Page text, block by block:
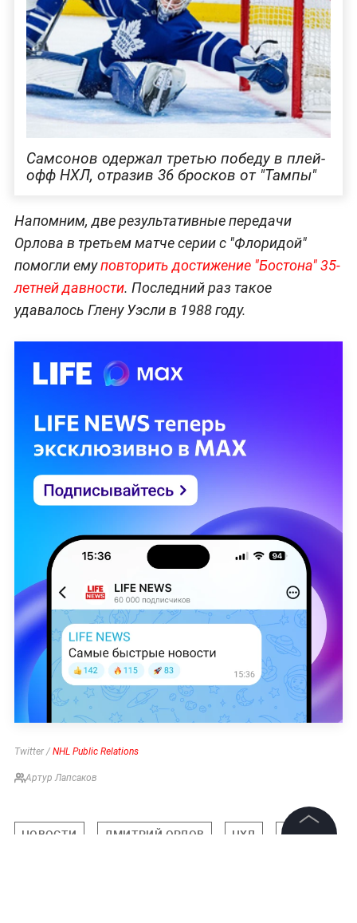
Самсонов одержал третью победу в плей-
офф НХЛ, отразив 36 бросков от "Тампы"
Напомним, две результативные передачи
Орлова в третьем матче серии с "Флоридой"
помогли емуповторить достижение "Бостона" 35-
летней давности. Последний раз такое
удавалось Глену Уэсли в 1988 году.
Twitter / NHL Public Relations
Артур Лапсаков
НОВОСТИ ДМИТРИЙ ОРЛОВ НХЛ СПОРТ